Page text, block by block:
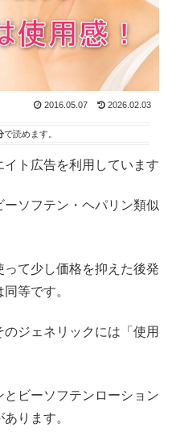
2016.05.07 2026.02.03
で読めます。
ト広告を利用しています
ーソフテン・ヘパリン類似
て少し価格を抑えた後発
等です。
ジェネリックには「使用
ビーソフテンローション
ります。